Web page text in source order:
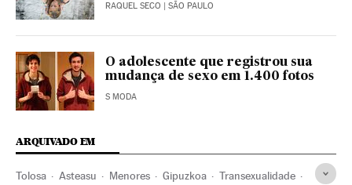
RAQUEL SECO | SÃO PAULO
O adolescente que registrou sua
mudança de sexo em 1.400 fotos
S MODA
ARQUIVADO EM
Tolosa Asteasu Menores Gipuzkoa Transexualidade